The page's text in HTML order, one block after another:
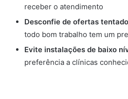
receber o atendimento
Desconfie de ofertas
todo bom trabalho tem um
Evite instalações de baixo
preferência a clínicas